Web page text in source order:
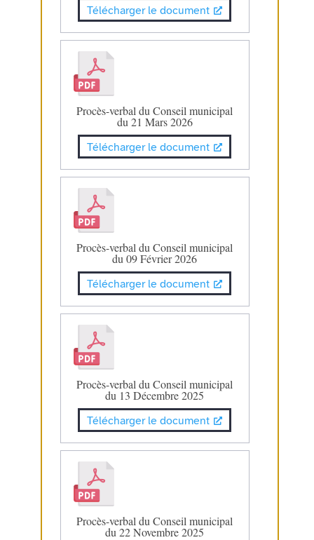
Télécharger le document
Procès-verbal du Conseil municipal
du 21 Mars 2026
Télécharger le document
Procès-verbal du Conseil municipal
du 09 Février 2026
Télécharger le document
Procès-verbal du Conseil municipal
du 13 Décembre 2025
Télécharger le document
Procès-verbal du Conseil municipal
du 22 Novembre 2025